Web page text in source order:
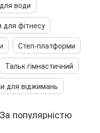
води
для фітнесу
Степ-платформи
Тальк гімнастичний
для віджимань
За популярністю